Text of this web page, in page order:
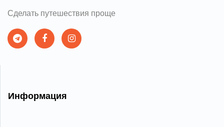
Сделать путешествия проще
Информация